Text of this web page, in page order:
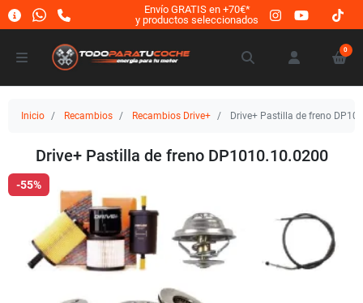
Envío GRATIS en +70€*
y productos seleccionados
0
Inicio Recambios Recambios Drive+ Drive+ Pastilla de freno
Drive+ Pastilla de freno DP1010.10.0200
-55%